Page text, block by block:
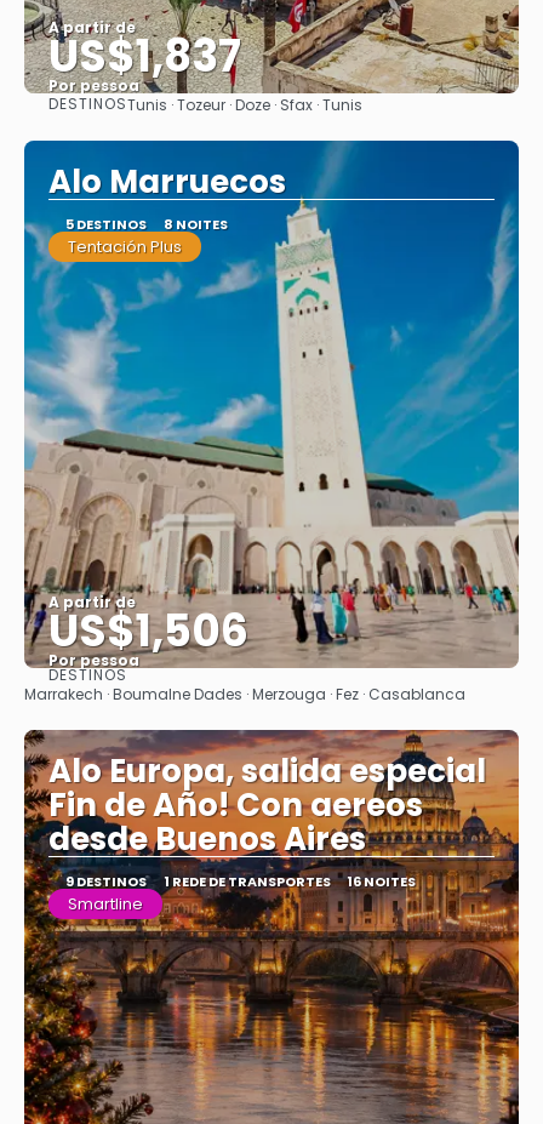
A partir de
US$1,837
Por pessoa
Saiba mais
DESTINOSTunis · Tozeur · Doze · Sfax · Tunis
Alo Marruecos
5 DESTINOS 8 NOITES
Tentación Plus
A partir de
US$1,506
Por pessoa
Saiba mais
DESTINOS
Marrakech · Boumalne Dades · Merzouga · Fez · Casablanca
Alo Europa, salida especial
Fin de Año! Con aereos
desde Buenos Aires
9 DESTINOS 1 REDE DE TRANSPORTES 16 NOITES
Smartline